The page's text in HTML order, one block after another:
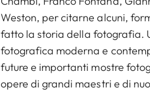
Weston, per citarne alcuni,
fatto la storia della fotografia.
fotografica moderna e
future e importanti mostre
opere di grandi maestri e di